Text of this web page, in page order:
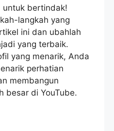
untuk bertindak!
langkah yang
ini dan ubahlah
yang terbaik.
yang menarik, Anda
perhatian
membangun
besar di YouTube.